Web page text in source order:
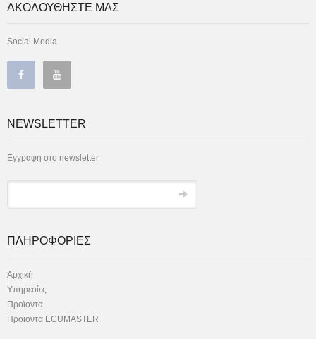
ΑΚΟΛΟΥΘΗΣΤΕ ΜΑΣ
Social Media
NEWSLETTER
Εγγραφή στο newsletter
ΠΛΗΡΟΦΟΡΙΕΣ
Αρχική
Υπηρεσίες
Προϊοντα
Προϊοντα ECUMASTER